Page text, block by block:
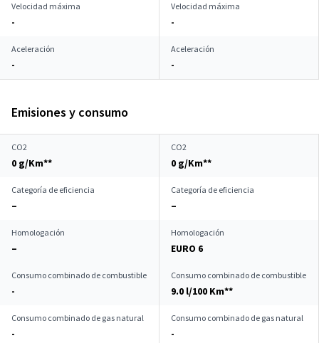
Velocidad máxima
-
Velocidad máxima
-
Aceleración
-
Aceleración
-
Emisiones y consumo
CO2
0 g/Km**
CO2
0 g/Km**
Categoría de eficiencia
–
Categoría de eficiencia
–
Homologación
–
Homologación
EURO 6
Consumo combinado de combustible
-
Consumo combinado de combustible
9.0 l/100 Km**
Consumo combinado de gas natural
-
Consumo combinado de gas natural
-